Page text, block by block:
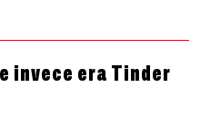
invece era Tinder